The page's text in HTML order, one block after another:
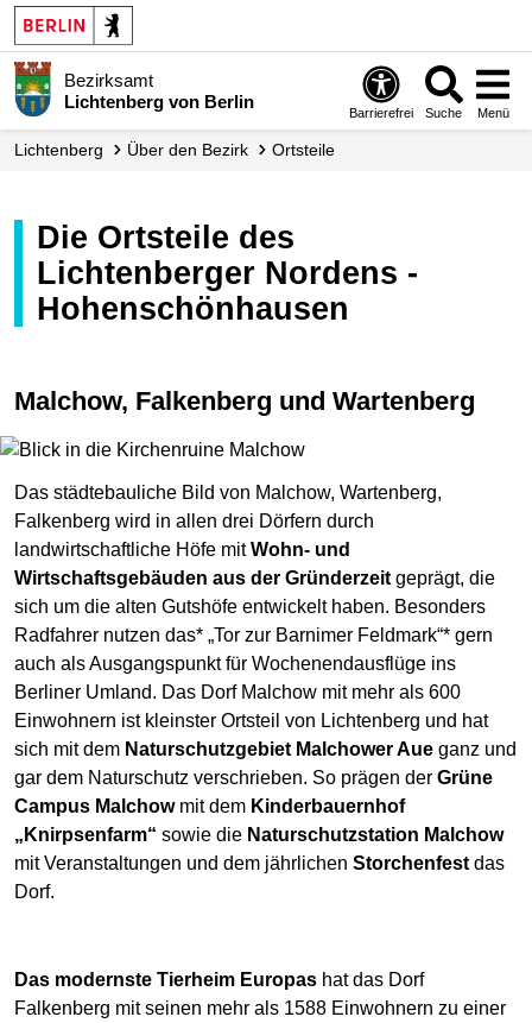
Bezirksamt
Lichtenberg von Berlin
Barrierefrei Suche Menü
Lichtenberg Über den Bezirk Ortsteile
Die Ortsteile des
Lichtenberger Nordens -
Hohenschönhausen
Malchow, Falkenberg und Wartenberg
Das städtebauliche Bild von Malchow, Wartenberg,
Falkenberg wird in allen drei Dörfern durch
landwirtschaftliche Höfe mitWohn- und
Wirtschaftsgebäuden aus der Gründerzeit geprägt, die
sich um die alten Gutshöfe entwickelt haben. Besonders
Radfahrer nutzen das* „Tor zur Barnimer Feldmark“* gern
auch als Ausgangspunkt für Wochenendausflüge ins
Berliner Umland. Das Dorf Malchow mit mehr als 600
Einwohnern ist kleinster Ortsteil von Lichtenberg und hat
sich mit dem Naturschutzgebiet Malchower Aue ganz und
gar dem Naturschutz verschrieben. So prägen der Grüne
Campus Malchowmit dem Kinderbauernhof
„Knirpsenfarm“ sowie die Naturschutzstation Malchow
mit Veranstaltungen und dem jährlichen Storchenfest das
Dorf.
Das modernste Tierheim Europas hat das Dorf
Falkenberg mit seinen mehr als 1588 Einwohnern zu einer